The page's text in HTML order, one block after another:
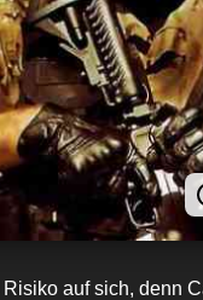
auf sich, denn